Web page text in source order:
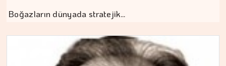
Boğazların dünyada stratejik…